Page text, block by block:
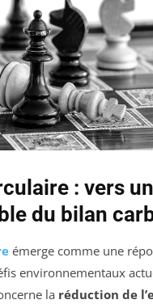
: vers
du bilan
émerge comme une
environnementaux
la réduction de